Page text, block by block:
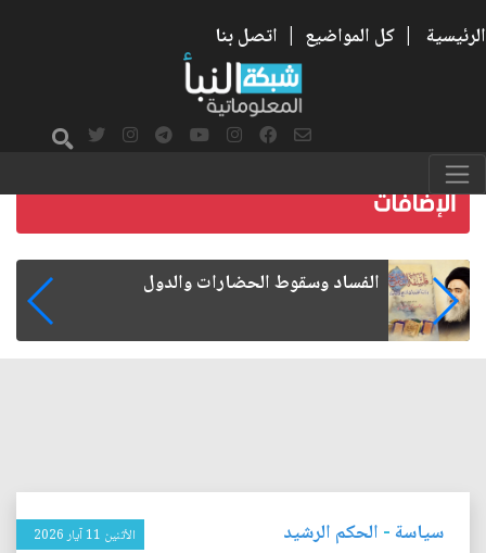
الرئيسية | كل المواضيع | اتصل بنا
رواتب الموظفين على صفيح ساخن
سياسة- الحكم الرشيد الأثنين 11 آيار 2026